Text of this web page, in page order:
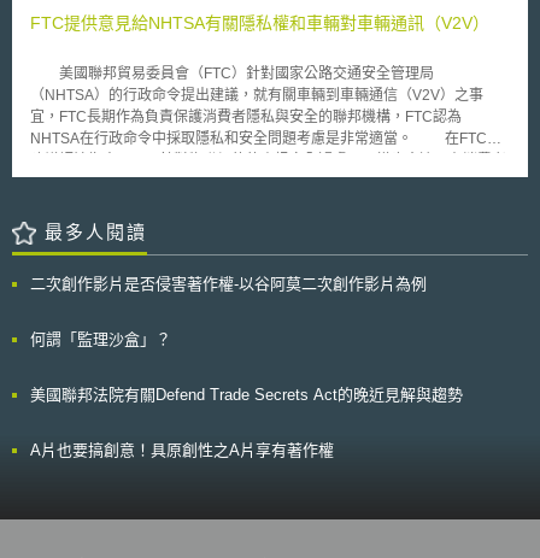
14條列舉特定資訊服務提供者的重大事件條件，而其他資訊服務則包含
管理、雲端運算服務、資料中心服務、內容交換網路、託管服務、網路商
城、搜尋引擎、社群網路服務、信託服務等，對於不同服務可能造成的影響
各別列舉視為重大事件的條件。 歐盟委員會發布該實施條例確立何謂重大
事件，並依歐盟考量資訊安全威脅所制定的NIS 2，將公共電子通訊網路或
服務、會員國等進行連結，要求會員國設置資訊安全主管機關、危機管理機
構、資訊安全聯絡點等義務，建立資訊安全通報機制，確保歐盟有整體的資
事件通報及應變辦法》並建立四級資通安全事件的標準，其標準以機敏或業
務資訊遭洩漏對機密性的影響、資通系統遭竄改對完整性的影響，以及資通
細的定義。歐盟實施條例中有關重大事件之定義，可做為我國相關主管機關
建議，同時確保組織採取適當安全維護措施。徵詢重點分為六部分： 障礙
Protection Act 2018, DPA18）之適用，以及ICO之監管方法，是否造成組
織以創新方式應用個資於開發創新產品與服務之障礙或挑戰。 適用之可能
範圍（Possible scope of an ICO Sandbox） 了解參與益處
（Understanding the benefits of involvement） 機制（Sandbox
保護原則之行為，不會立即受到制裁之聲明函（letters of comfort）、確認
組織未違反相關資料保護法規等；以及針對新興技術和創新特定領域，提供
解決資料保護挑戰之預期指導（anticipatory guidance），如訂定相關行為
理需求（Managing Demand）：如設定優先進入沙盒領域、類型、設定參
得持續追蹤，以瞭解ICO監理沙盒未來之發展。 ICO亦接續於10月建立
監管機關業務和隱私創新中心（Regulators’Business and Privacy
法規與未來的技術同步發展；該中心也將與ICO監理沙盒共同推動，支持組
FTC提供意見給NHTSA有關隱私權和車輛對車輛通訊（V2V）
美國聯邦貿易委員會（FTC）針對國家公路交通安全管理局
（NHTSA）的行政命令提出建議，就有關車輛到車輛通信（V2V）之事
宜，FTC長期作為負責保護消費者隱私與安全的聯邦機構，FTC認為
NHTSA在行政命令中採取隱私和安全問題考慮是非常適當。 在FTC的
的車輛收集的隱私和安全問題。FTC認為NHTSA的協商支持作法，基於流
NHTSA設計一個V2V系統來限制收集和存儲僅是供應其預期的安全目標的
數據。 美國每年都會有上千人意外死於汽車意外事故，NHTSA研究指
互溝通」，讓駕駛彼此知悉對方的情況，就能減少碰撞事故。 「V2V」
中，汽車之間能夠互相傳送數據，告訴對方自己的狀態和行為，也了解其他
在官網上公告規則，宣布將制定「V2V」通信技術標準的法規。也就是說，
言。在最新的一份報告中，NHTSA詳細說明了「V2V」通信技術的軟硬體
標準。它包括部署該項技術可能需要的硬體設施及其費用，汽車之間溝通的
最多人閱讀
二次創作影片是否侵害著作權-以谷阿莫二次創作影片為例
何謂「監理沙盒」？
美國聯邦法院有關Defend Trade Secrets Act的晚近見解與趨勢
A片也要搞創意！具原創性之A片享有著作權